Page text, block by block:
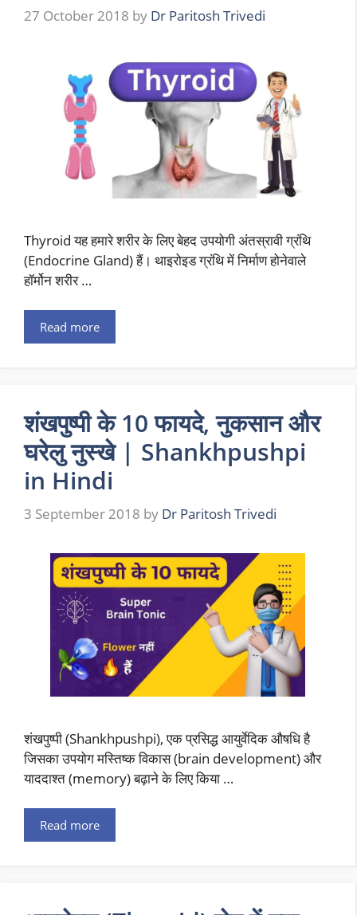
27 October 2018 by Dr Paritosh Trivedi
Thyroid यह हमारे शरीर के लिए बेहद उपयोगी अंतस्रावी ग्रंथि
(Endocrine Gland) हैं। थाइरोइड ग्रंथि में निर्माण होनेवाले
हॉर्मोन शरीर …
Read more
शंखपुष्पी के 10 फायदे, नुकसान और
घरेलु नुस्खे | Shankhpushpi
in Hindi
3 September 2018 by Dr Paritosh Trivedi
शंखपुष्पी (Shankhpushpi), एक प्रसिद्ध आयुर्वेदिक औषधि है
जिसका उपयोग मस्तिष्क विकास (brain development) और
याददाश्त (memory) बढ़ाने के लिए किया …
Read more